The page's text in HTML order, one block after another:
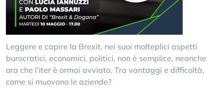
Leggere e capire la Brexit, nei suoi molteplici aspetti
burocratici, economici, politici, non è semplice, neanche
ora che l’iter è ormai avviato. Tra vantaggi e difficoltà,
come si muovono le aziende?